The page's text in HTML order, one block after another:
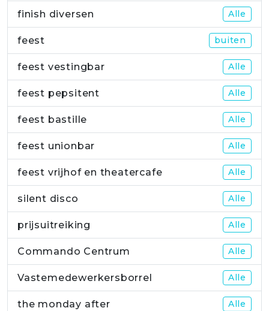
finish diversen Alle
feest buiten
feest vestingbar Alle
feest pepsitent Alle
feest bastille Alle
feest unionbar Alle
feest vrijhof en theatercafe Alle
silent disco Alle
prijsuitreiking Alle
Commando Centrum Alle
Vastemedewerkersborrel Alle
the monday after Alle